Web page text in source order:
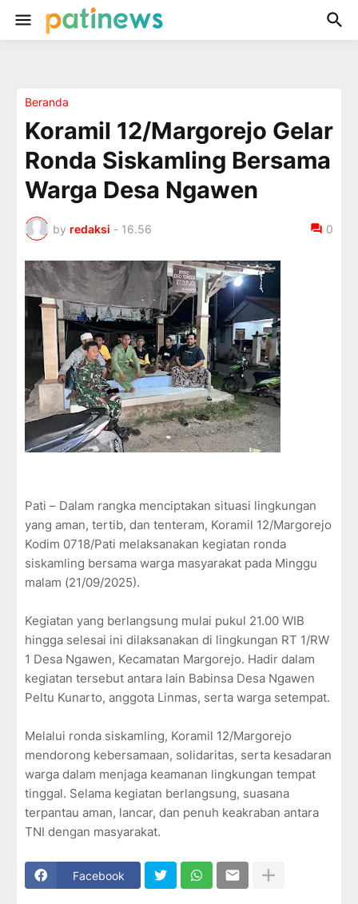
Beranda
Koramil 12/Margorejo Gelar
Ronda Siskamling Bersama
Warga Desa Ngawen
by redaksi - 16.56 0
Pati – Dalam rangka menciptakan situasi lingkungan
yang aman, tertib, dan tenteram, Koramil 12/Margorejo
Kodim 0718/Pati melaksanakan kegiatan ronda
siskamling bersama warga masyarakat pada Minggu
malam (21/09/2025).
Kegiatan yang berlangsung mulai pukul 21.00 WIB
hingga selesai ini dilaksanakan di lingkungan RT 1/RW
1 Desa Ngawen, Kecamatan Margorejo. Hadir dalam
kegiatan tersebut antara lain Babinsa Desa Ngawen
Peltu Kunarto, anggota Linmas, serta warga setempat.
Melalui ronda siskamling, Koramil 12/Margorejo
mendorong kebersamaan, solidaritas, serta kesadaran
warga dalam menjaga keamanan lingkungan tempat
tinggal. Selama kegiatan berlangsung, suasana
terpantau aman, lancar, dan penuh keakraban antara
TNI dengan masyarakat.
Facebook